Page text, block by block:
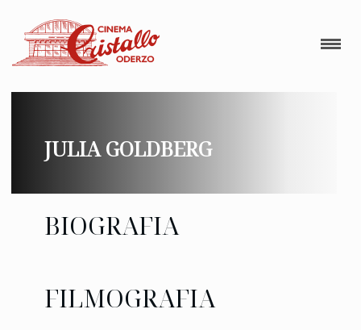
JULIA GOLDBERG
BIOGRAFIA
FILMOGRAFIA